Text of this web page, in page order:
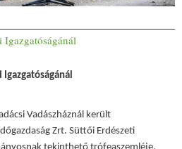
Igazgatóságánál
Vadászháznál került
Zrt. Süttői Erdészeti